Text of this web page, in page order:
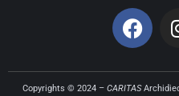
Copyrights © 2024 – CARITAS